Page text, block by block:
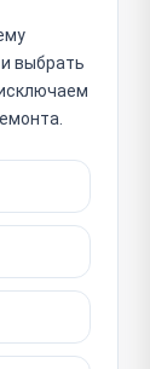
выбрать